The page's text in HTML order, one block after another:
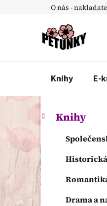
O nás -
Knihy E-
P
o
t
r
a
n
Přeskočit
kategorie
K
a
e
g
o
r
i
Knihy
Drama a